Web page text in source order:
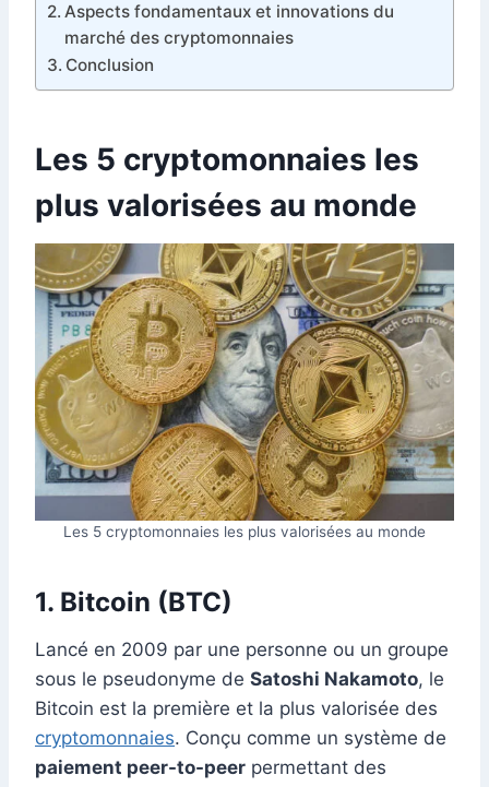
Aspects fondamentaux et innovations du
marché des cryptomonnaies
Conclusion
Les 5 cryptomonnaies les
plus valorisées au monde
Les 5 cryptomonnaies les plus valorisées au monde
1. Bitcoin (BTC)
Lancé en 2009 par une personne ou un groupe
sous le pseudonyme de Satoshi Nakamoto, le
Bitcoin est la première et la plus valorisée des
cryptomonnaies. Conçu comme un système de
paiement peer-to-peer permettant des